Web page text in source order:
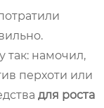
так: намочил,
перхоти или
для роста